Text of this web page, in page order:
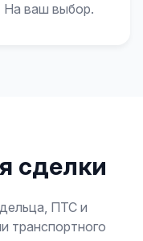
На ваш выбор.
сделки
ПТС и
транспортного